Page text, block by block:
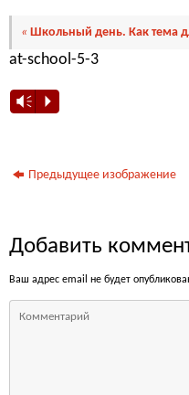
« Школьный день. Как тема
at-school-5-3
Vm P
Предыдущее изображение
Добавить
Ваш адрес email не будет